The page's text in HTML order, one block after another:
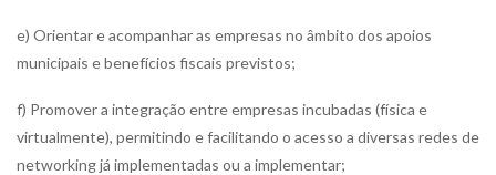
e) Orientar e acompanhar as empresas no âmbito dos apoios
municipais e benefícios fiscais previstos;
f) Promover a integração entre empresas incubadas (física e
virtualmente), permitindo e facilitando o acesso a diversas redes de
networking já implementadas ou a implementar;